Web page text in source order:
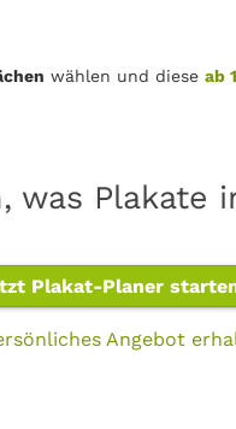
wählen und diese ab
was Plakate
Plakat-Planer
Angebot